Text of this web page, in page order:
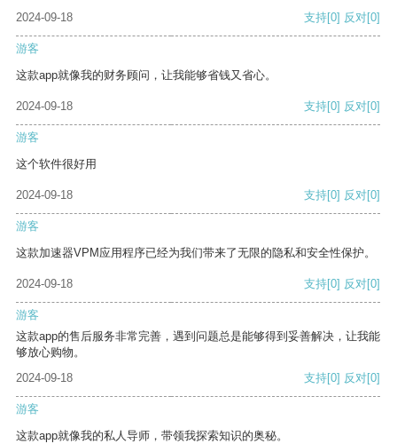
2024-09-18
支持[0] 反对[0]
游客
这款app就像我的财务顾问，让我能够省钱又省心。
2024-09-18 支持[0] 反对[0]
游客
这个软件很好用
2024-09-18 支持[0] 反对[0]
游客
这款加速器VPM应用程序已经为我们带来了无限的隐私和安全性保护。
2024-09-18 支持[0] 反对[0]
游客
这款app的售后服务非常完善，遇到问题总是能够得到妥善解决，让我能
够放心购物。
2024-09-18
支持[0] 反对[0]
游客
这款app就像我的私人导师，带领我探索知识的奥秘。